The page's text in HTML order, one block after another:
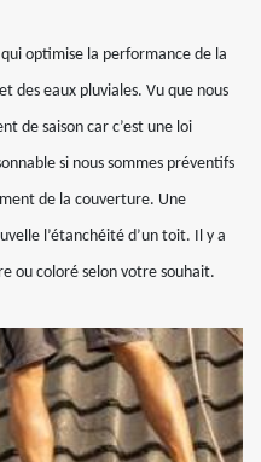
optimise la performance de la
des eaux pluviales. Vu que nous
de saison car c’est une loi
si nous sommes préventifs
de la couverture. Une
l’étanchéité d’un toit. Il y a
ou coloré selon votre souhait.